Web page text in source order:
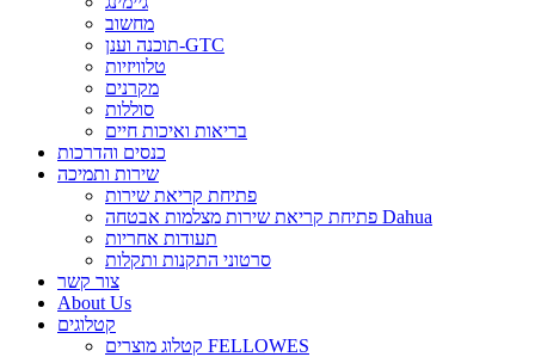
מחשוב
תוכנה וענן-GTC
טלוויזיות
מקרנים
סוללות
בריאות ואיכות חיים
כנסים והדרכות
שירות ותמיכה
פתיחת קריאת שירות
פתיחת קריאת שירות מצלמות אבטחה Dahua
תעודות אחריות
סרטוני התקנות ותקלות
צור קשר
About Us
קטלוגים
קטלוג מוצרים FELLOWES